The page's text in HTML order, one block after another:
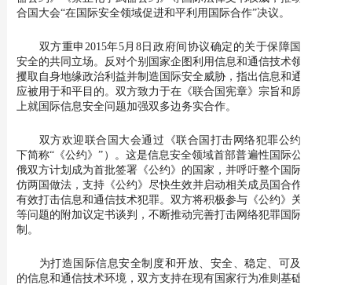
合国大会“在国际安全领域促进和平利用国际合作”决议。
双方重申2015年5月8日政府间协议确定的关于保障国际信息
安全的共同立场。反对个别国家企图利用信息和通信技术领域优势
攫取自身地缘政治利益并制造国际安全威胁，指出信息和通信技术
应被用于和平目的。双方致力于在《联合国宪章》宗旨和原则基础
上就国际信息安全问题加强双多边务实合作。
双方欢迎联合国大会通过《联合国打击网络犯罪公约》（以
下简称“《公约》”）。这是信息安全领域首部普遍性国际公约。中
俄双方计划成为首批签署《公约》的国家，并呼吁整个国际社会效
仿两国做法，支持《公约》尽快生效并启动相关成员国合作机制，
有效打击信息和通信技术犯罪。双方将积极参与《公约》关于定罪
等问题的附加议定书谈判，不断推动完善打击网络犯罪国际合作机
制。
为打造国际信息安全制度和开放、安全、稳定、可及、和平
的信息和通信技术环境，双方支持在现有国家行为准则基础上，在